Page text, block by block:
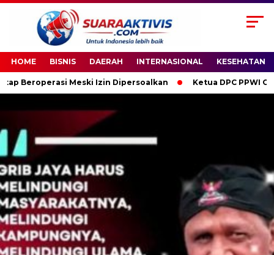
00:00
HOME BISNIS DAERAH INTERNASIONAL KESEHATAN
Izin Dipersoalkan Ketua DPC PPWI OKI Bersama